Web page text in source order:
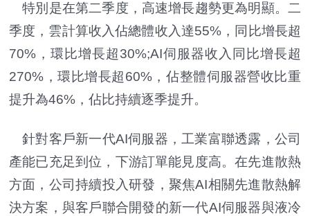
特別是在第二季度，高速增長趨勢更為明顯。二
季度，雲計算收入佔總體收入達55%，同比增長超
70%，環比增長超30%;AI伺服器收入同比增長超
270%，環比增長超60%，佔整體伺服器營收比重
提升為46%，佔比持續逐季提升。
針對客戶新一代AI伺服器，工業富聯透露，公司
產能已充足到位，下游訂單能見度高。在先進散熱
方面，公司持續投入研發，聚焦AI相關先進散熱解
決方案，與客戶聯合開發的新一代AI伺服器與液冷